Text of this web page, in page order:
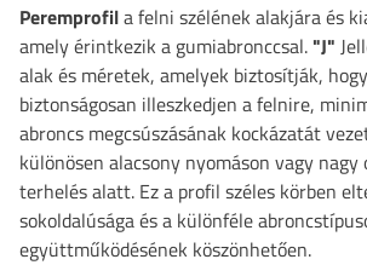
Peremprofila felni szélének alakjára és
amely érintkezik a gumiabronccsal. "J"
alak és méretek, amelyek biztosítják,
biztonságosan illeszkedjen a felnire,
abroncs megcsúszásának kockázatát
különösen alacsony nyomáson vagy
terhelés alatt. Ez a profil széles körben
sokoldalúsága és a különféle
együttműködésének köszönhetően.